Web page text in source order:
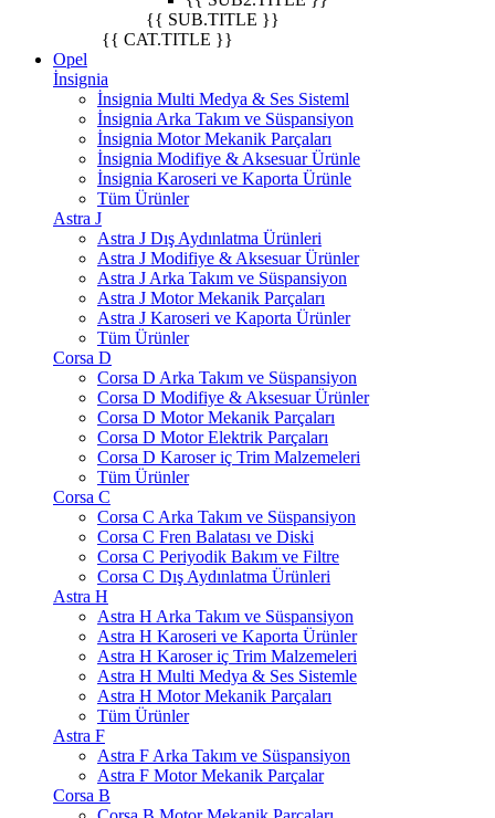
{{ SUB.TITLE }}
{{ CAT.TITLE }}
Opel
İnsignia
İnsignia Multi Medya & Ses Sisteml
İnsignia Arka Takım ve Süspansiyon
İnsignia Motor Mekanik Parçaları
İnsignia Modifiye & Aksesuar Ürünle
İnsignia Karoseri ve Kaporta Ürünle
Tüm Ürünler
Astra J
Astra J Dış Aydınlatma Ürünleri
Astra J Modifiye & Aksesuar Ürünler
Astra J Arka Takım ve Süspansiyon
Astra J Motor Mekanik Parçaları
Astra J Karoseri ve Kaporta Ürünler
Tüm Ürünler
Corsa D
Corsa D Arka Takım ve Süspansiyon
Corsa D Modifiye & Aksesuar Ürünler
Corsa D Motor Mekanik Parçaları
Corsa D Motor Elektrik Parçaları
Corsa D Karoser iç Trim Malzemeleri
Tüm Ürünler
Corsa C
Corsa C Arka Takım ve Süspansiyon
Corsa C Fren Balatası ve Diski
Corsa C Periyodik Bakım ve Filtre
Corsa C Dış Aydınlatma Ürünleri
Astra H
Astra H Arka Takım ve Süspansiyon
Astra H Karoseri ve Kaporta Ürünler
Astra H Karoser iç Trim Malzemeleri
Astra H Multi Medya & Ses Sistemle
Astra H Motor Mekanik Parçaları
Tüm Ürünler
Astra F
Astra F Arka Takım ve Süspansiyon
Astra F Motor Mekanik Parçalar
Corsa B